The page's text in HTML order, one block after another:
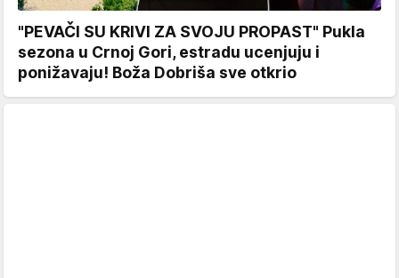
"PEVAČI SU KRIVI ZA SVOJU PROPAST" Pukla
sezona u Crnoj Gori, estradu ucenjuju i
ponižavaju! Boža Dobriša sve otkrio